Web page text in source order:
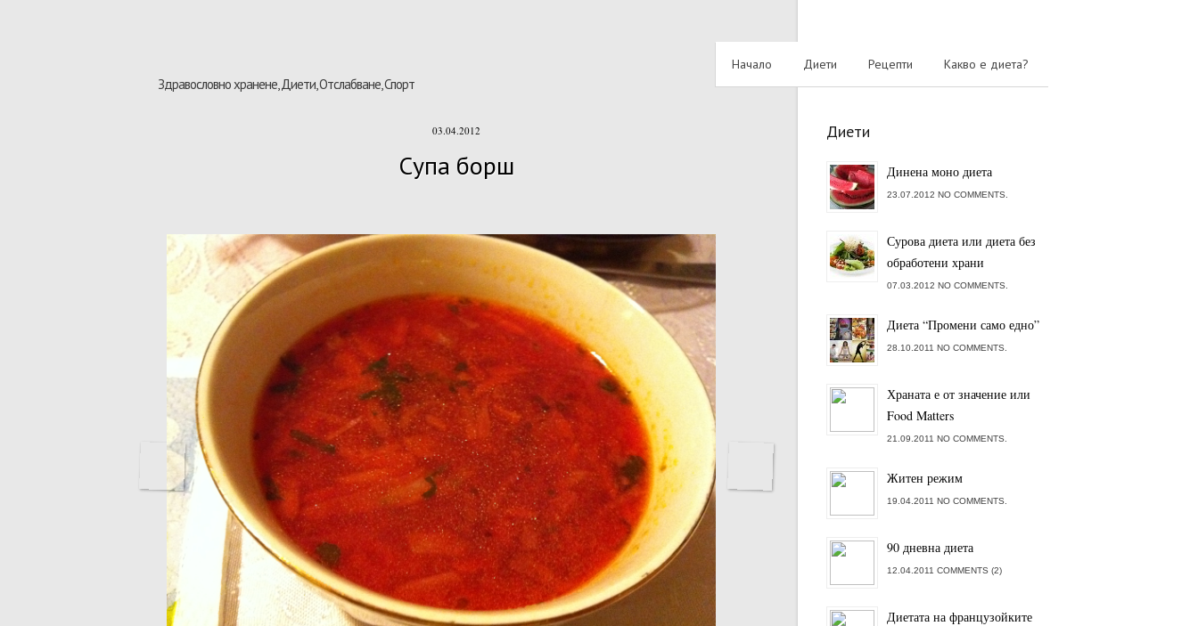
Здравословно хранене, Диети, Отслабване, Спорт
Начало Диети Рецепти Какво е диета?
03.04.2012
Супа борш
Диети
Динена моно диета
23.07.2012 NO COMMENTS.
Сурова диета или диета без
обработени храни
07.03.2012 NO COMMENTS.
Диета “Промени само едно”
28.10.2011 NO COMMENTS.
Храната е от значение или
Food Matters
21.09.2011 NO COMMENTS.
Житен режим
19.04.2011 NO COMMENTS.
90 дневна диета
12.04.2011 COMMENTS (2)
Диетата на французойките